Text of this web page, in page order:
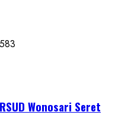
Wonosari Seret